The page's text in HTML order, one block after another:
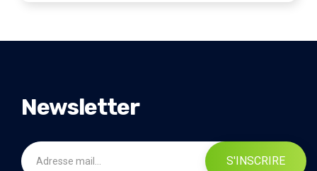
Newsletter
S'INSCRIRE